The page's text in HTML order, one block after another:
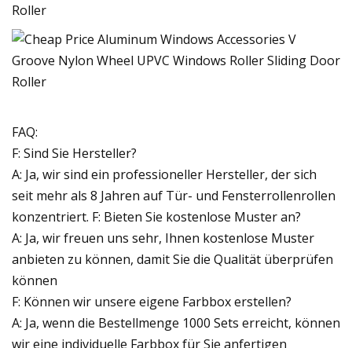
FAQ:
F: Sind Sie Hersteller?
A: Ja, wir sind ein professioneller Hersteller, der sich
seit mehr als 8 Jahren auf Tür- und Fensterrollenrollen
konzentriert. F: Bieten Sie kostenlose Muster an?
A: Ja, wir freuen uns sehr, Ihnen kostenlose Muster
anbieten zu können, damit Sie die Qualität überprüfen
können
F: Können wir unsere eigene Farbbox erstellen?
A: Ja, wenn die Bestellmenge 1000 Sets erreicht, können
wir eine individuelle Farbbox für Sie anfertigen